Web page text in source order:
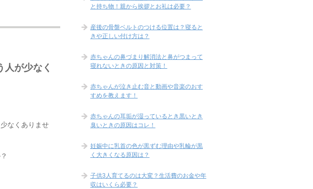
が少なく
なくありませ
と持ち物！親から挨拶とお礼は必要？
産後の骨盤ベルトのつける位置は？寝ると
きや正しい付け方は？
赤ちゃんの鼻づまり解消法と鼻がつまって
寝れないときの原因と対策！
赤ちゃんが泣き止む音と動画や音楽のおす
すめを教えます！
赤ちゃんの耳垢が湿っているとき黒いとき
臭いときの原因はコレ！
妊娠中に乳首の色が黒ずむ理由や乳輪が黒
く大きくなる原因は？
子供3人育てるのは大変？生活費のお金や年
収はいくら必要？